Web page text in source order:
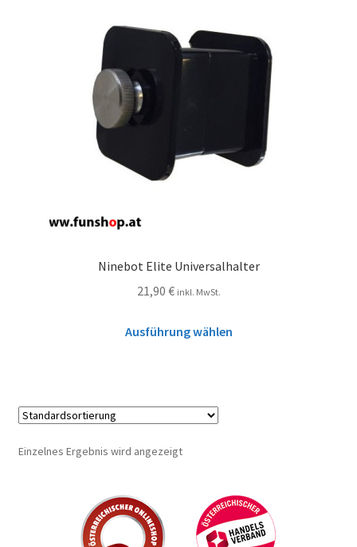
Ninebot Elite Universalhalter
21,90 € inkl. MwSt.
Ausführung wählen
Einzelnes Ergebnis wird angezeigt